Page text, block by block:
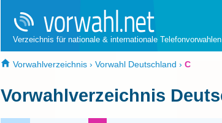
Verzeichnis für nationale & internationale Telefonvorwahlen
Vorwahlverzeichnis › Vorwahl Deutschland › C
Vorwahlverzeichnis